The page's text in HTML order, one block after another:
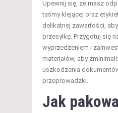
Upewnij się, że masz
taśmy klejącej oraz
delikatnej zawartości,
przesyłkę. Przygotuj się
wyprzedzeniem i
materiałów, aby
uszkodzenia
przeprowadzki.
Jak